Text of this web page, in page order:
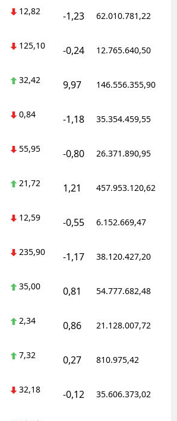
Eskişehir
Gümüşhane
Hakkari
Mersin
Kars
Kırşehir
12,82 -1,23 62.010.781,22
125,10 -0,24 12.765.640,50
32,42 9,97 146.556.355,90
0,84 -1,18 35.354.459,55
55,95 -0,80 26.371.890,95
21,72 1,21 457.953.120,62
12,59 -0,55 6.152.669,47
235,90 -1,17 38.120.427,20
35,00 0,81 54.777.682,48
2,34 0,86 21.128.007,72
7,32 0,27 810.975,42
32,18 -0,12 35.606.373,02